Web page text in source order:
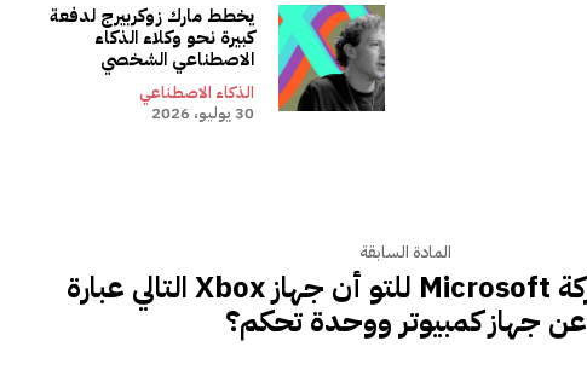
يخطط مارك زوكربيرج لدفعة
كبيرة نحو وكلاء الذكاء
الاصطناعي الشخصي
الذكاء الاصطناعي
30 يوليو، 2026
المادة السابقة
هل أعلنت شركة Microsoft للتو أن جهاز Xbox التالي عبارة
عن جهاز كمبيوتر ووحدة تحكم؟